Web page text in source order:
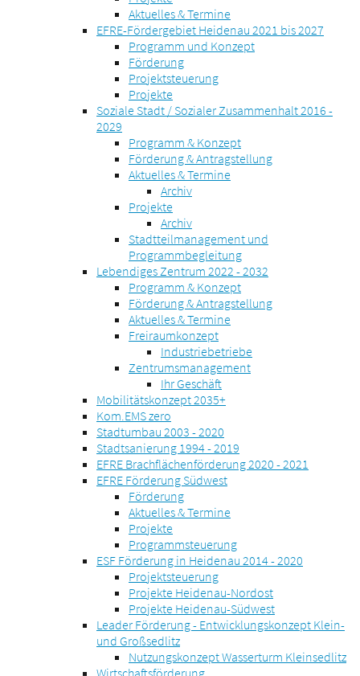
Aktuelles & Termine
EFRE-Fördergebiet Heidenau 2021 bis 2027
Programm und Konzept
Förderung
Projektsteuerung
Projekte
Soziale Stadt / Sozialer Zusammenhalt 2016 -
2029
Programm & Konzept
Förderung & Antragstellung
Aktuelles & Termine
Archiv
Projekte
Archiv
Stadtteilmanagement und
Programmbegleitung
Lebendiges Zentrum 2022 - 2032
Programm & Konzept
Förderung & Antragstellung
Aktuelles & Termine
Freiraumkonzept
Industriebetriebe
Zentrumsmanagement
Ihr Geschäft
Mobilitätskonzept 2035+
Kom.EMS zero
Stadtumbau 2003 - 2020
Stadtsanierung 1994 - 2019
EFRE Brachflächenförderung 2020 - 2021
EFRE Förderung Südwest
Förderung
Aktuelles & Termine
Projekte
Programmsteuerung
ESF Förderung in Heidenau 2014 - 2020
Projektsteuerung
Projekte Heidenau-Nordost
Projekte Heidenau-Südwest
Leader Förderung - Entwicklungskonzept Klein-
und Großsedlitz
Nutzungskonzept Wasserturm Kleinsedlitz